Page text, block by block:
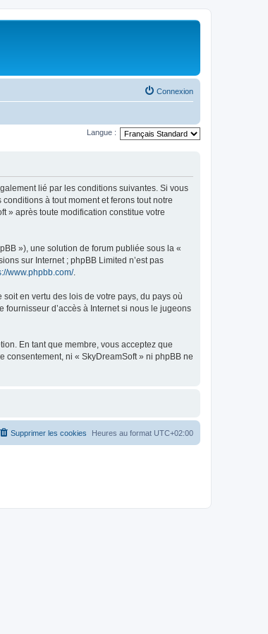
Connexion
Langue :
lié par les conditions suivantes. Si vous
à tout moment et ferons tout notre
» après toute modification constitue votre
»), une solution de forum publiée sous la «
sur Internet ; phpBB Limited n’est pas
www.phpbb.com/.
en vertu des lois de votre pays, du pays où
d’accès à Internet si nous le jugeons
En tant que membre, vous acceptez que
ni « SkyDreamSoft » ni phpBB ne
Heures au format UTC+02:00
Supprimer les cookies